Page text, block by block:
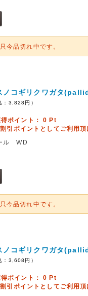
今品切れ中です。
ノコギリクワガタ
： 3,828 円）
得ポイント：0 Pt
引ポイントとしてご利用頂
ル WD
今品切れ中です。
ノコギリクワガタ
： 3,608 円）
得ポイント：0 Pt
引ポイントとしてご利用頂